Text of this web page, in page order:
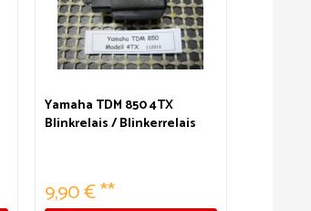
Yamaha TDM 850 4TX
Blinkrelais / Blinkerrelais
9,90 € **